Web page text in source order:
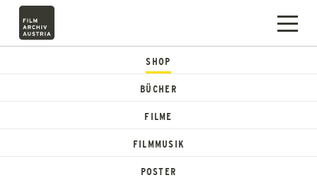
SHOP
BÜCHER
FILME
FILMMUSIK
POSTER